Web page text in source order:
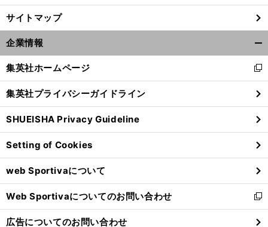
前
サイトマップ
企業情報
閉
る
集英社ホームページ
新
し
い
ウ
ィ
ン
ド
ウ
で
開
く
集英社プライバシーガイドライン
SHUEISHA Privacy Guideline
Setting of Cookies
web Sportivaについて
Web Sportivaについてのお問い合わせ
新
し
い
広告についてのお問い合わせ